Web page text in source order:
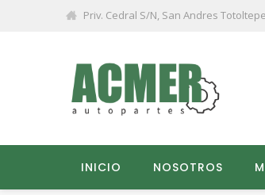
Priv. Cedral S/N, San Andres
INICIO NOSOTROS